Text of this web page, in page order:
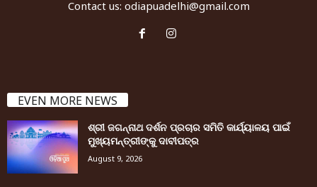
Contact us: odiapuadelhi@gmail.com
EVEN MORE NEWS
ଶ୍ରୀ ଜଗନ୍ନାଥ ଦର୍ଶନ ପ୍ରଚାର ସମିତି କାର୍ଯ୍ୟାଳୟ ପାଇଁ
ମୁଖ୍ୟମନ୍ତ୍ରୀଙ୍କୁ ଦାବୀପତ୍ର
August 9, 2026